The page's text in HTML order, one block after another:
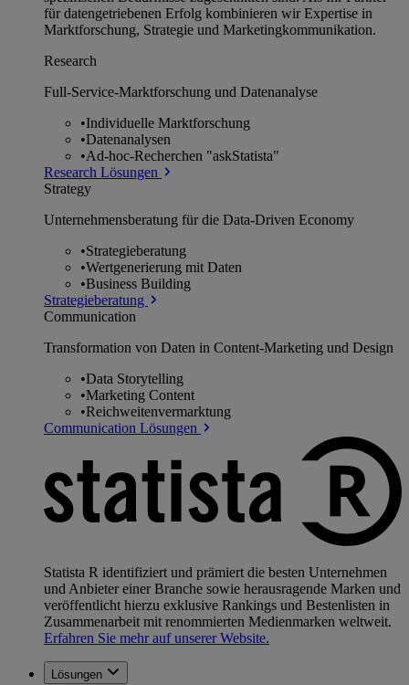
für datengetriebenen Erfolg kombinieren wir Expertise in
Marktforschung, Strategie und Marketingkommunikation.
Research
Full-Service-Marktforschung und Datenanalyse
•Individuelle Marktforschung
•Datenanalysen
•Ad-hoc-Recherchen "askStatista"
Research Lösungen
Strategy
Unternehmens­beratung für die Data-Driven Economy
•Strategieberatung
•Wertgenerierung mit Daten
•Business Building
Strategieberatung
Communication
Transformation von Daten in Content-Marketing und Design
•Data Storytelling
•Marketing Content
•Reichweitenvermarktung
Communication Lösungen
Statista R identifiziert und prämiert die besten Unternehmen
und Anbieter einer Branche sowie herausragende Marken und
veröffentlicht hierzu exklusive Rankings und Bestenlisten in
Zusammenarbeit mit renommierten Medienmarken weltweit.
Erfahren Sie mehr auf unserer Website.
Lösungen